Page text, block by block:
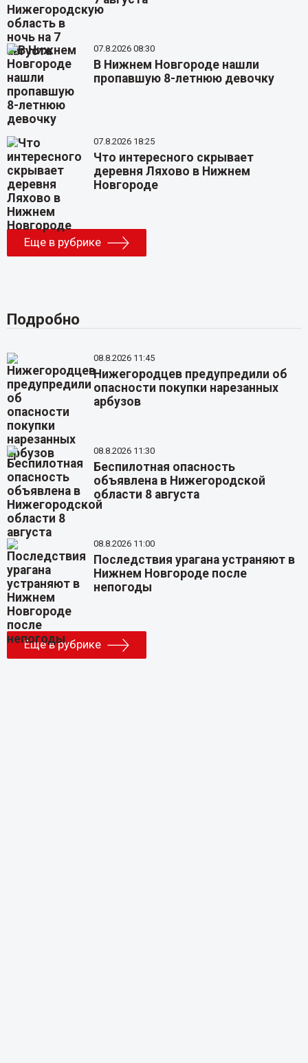
07.8.2026 08:30
В Нижнем Новгороде нашли
пропавшую 8-летнюю девочку
07.8.2026 18:25
Что интересного скрывает
деревня Ляхово в Нижнем
Новгороде
Еще в рубрике
Подробно
08.8.2026 11:45
Нижегородцев предупредили об
опасности покупки нарезанных
арбузов
08.8.2026 11:30
Беспилотная опасность
объявлена в Нижегородской
области 8 августа
08.8.2026 11:00
Последствия урагана устраняют в
Нижнем Новгороде после
непогоды
Еще в рубрике